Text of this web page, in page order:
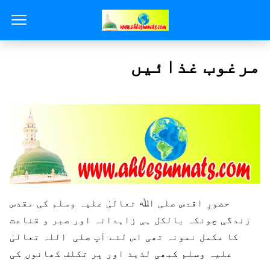
مرغوب غذائیں
حضورِ اقدس صلی اﷲ تعالیٰ علیہ وسلم کی مقدس
زندگی چونکہ بالکل ہی زاہدانہ اور صبر و قناعت
کا مکمل نمونہ تھی اس لئے آپ صلی اللہ تعالیٰ
علیہ وسلم کبھی لذیذ اور پر تکلف کھانوں کی